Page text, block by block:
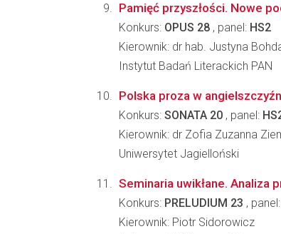
Pamięć przyszłości. Nowe
Konkurs: OPUS 28 , panel: HS2
Kierownik: dr hab. Justyna
Instytut Badań Literackich PAN
Polska proza w
Konkurs: SONATA 20 , panel:
Kierownik: dr Zofia Zuzanna
Uniwersytet Jagielloński
Seminaria uwikłane. Analiza
Konkurs: PRELUDIUM 23 , panel:
Kierownik: Piotr Sidorowicz